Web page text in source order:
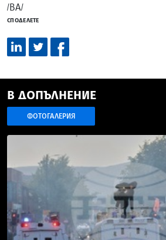
/ВА/
СПОДЕЛЕТЕ
В ДОПЪЛНЕНИЕ
ФОТОГАЛЕРИЯ